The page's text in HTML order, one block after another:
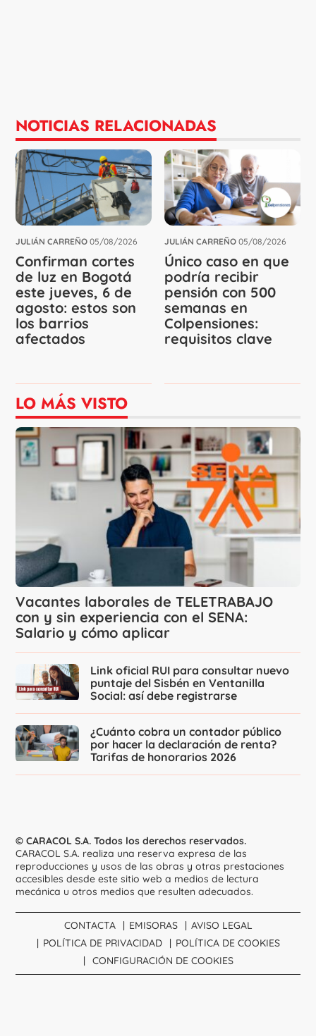
NOTICIAS RELACIONADAS
JULIÁN CARREÑO 05/08/2026
Confirman cortes
de luz en Bogotá
este jueves, 6 de
agosto: estos son
los barrios
afectados
JULIÁN CARREÑO 05/08/2026
Único caso en que
podría recibir
pensión con 500
semanas en
Colpensiones:
requisitos clave
LO MÁS VISTO
Vacantes laborales de TELETRABAJO
con y sin experiencia con el SENA:
Salario y cómo aplicar
Link oficial RUI para consultar nuevo
puntaje del Sisbén en Ventanilla
Social: así debe registrarse
¿Cuánto cobra un contador público
por hacer la declaración de renta?
Tarifas de honorarios 2026
© CARACOL S.A. Todos los derechos reservados.
CARACOL S.A. realiza una reserva expresa de las
reproducciones y usos de las obras y otras prestaciones
accesibles desde este sitio web a medios de lectura
mecánica u otros medios que resulten adecuados.
CONTACTA EMISORAS
AVISO LEGAL
POLÍTICA DE PRIVACIDAD
POLÍTICA DE COOKIES
CONFIGURACIÓN DE COOKIES